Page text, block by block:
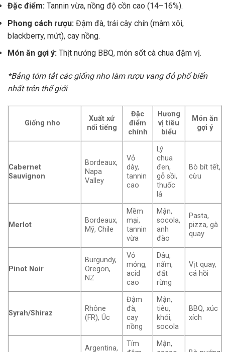
Đặc điểm: Tannin vừa, nồng độ cồn cao (14–16%).
Phong cách rượu: Đậm đà, trái cây chín (mâm xôi,
blackberry, mứt), cay nồng.
Món ăn gợi ý: Thịt nướng BBQ, món sốt cà chua đậm vị.
*Bảng tóm tắt các giống nho làm rượu vang đỏ phổ biến
nhất trên thế giới
Giống nho
Xuất xứ
nổi tiếng
Đặc
điểm
chính
Hương
vị tiêu
biểu
Món ăn
gợi ý
Cabernet
Sauvignon
Bordeaux,
Napa
Valley
Vỏ
dày,
tannin
cao
Lý
chua
đen,
gỗ sồi,
thuốc
lá
Bò bít tết,
cừu
Merlot
Bordeaux,
Mỹ, Chile
Mềm
mại,
tannin
vừa
Mận,
socola,
anh
đào
Pasta,
pizza, gà
quay
Pinot Noir
Burgundy,
Oregon,
NZ
Vỏ
mỏng,
acid
cao
Dâu,
nấm,
đất
rừng
Vịt quay,
cá hồi
Syrah/Shiraz
Rhône
(FR), Úc
Đậm
đà,
cay
nồng
Mận,
tiêu,
khói,
socola
BBQ, xúc
xích
Argentina,
Tím
Mận,